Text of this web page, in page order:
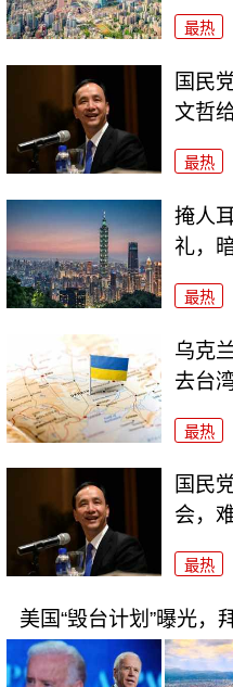
最热
国民
文哲
最热
掩人
礼，
最热
乌克
去台
最热
国民
会，
最热
美国“毁台计划”曝光，